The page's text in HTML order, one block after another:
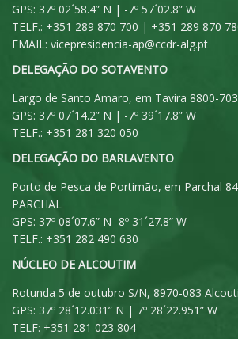
GPS: 37º 02´58.4” N | -7º 57´02.8” W
TELF.: +351 289 870 700 | +351 289 870
EMAIL: vicepresidencia-ap@ccdr-alg.pt
DELEGAÇÃO DO SOTAVENTO
Largo de Santo Amaro, em Tavira 8800-
GPS: 37º 07´14.2” N | -7º 39´17.8” W
TELF.: +351 281 320 050
DELEGAÇÃO DO BARLAVENTO
Porto de Pesca de Portimão, em Parchal
PARCHAL
GPS: 37º 08´07.6” N -8º 31´27.8” W
TELF.: +351 282 490 630
NÚCLEO DE ALCOUTIM
Rotunda 5 de outubro S/N, 8970-083
GPS: 37º 28´12.031” N | 7º 28´22.951” W
TELF: +351 281 023 804